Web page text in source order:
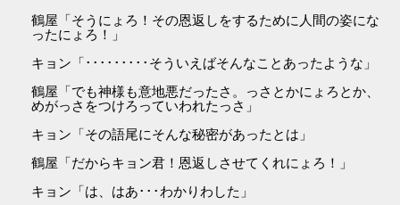
鶴屋「そうにょろ！その恩返しをするために人間の姿にな
ったにょろ！」
キョン「･････････そういえばそんなことあったような」
鶴屋「でも神様も意地悪だったさ。っさとかにょろとか、
めがっさをつけろっていわれたっさ」
キョン「その語尾にそんな秘密があったとは」
鶴屋「だからキョン君！恩返しさせてくれにょろ！」
キョン「は、はあ･･･わかりわした」